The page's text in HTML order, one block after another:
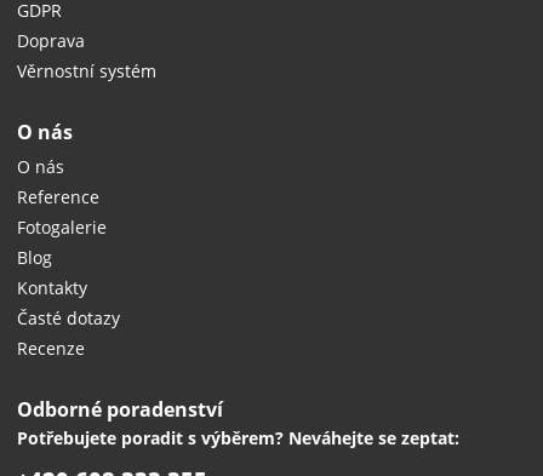
GDPR
Doprava
Věrnostní systém
O nás
O nás
Reference
Fotogalerie
Blog
Kontakty
Časté dotazy
Recenze
Odborné poradenství
Potřebujete poradit s výběrem? Neváhejte se zeptat: